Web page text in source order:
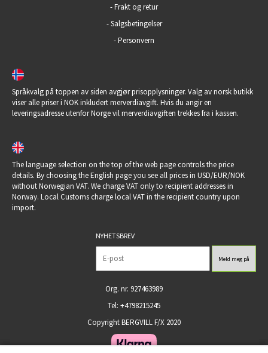
-Frakt og retur
-Salgsbetingelser
-Personvern
Språkvalg på toppen av siden avgjør prisopplysninger. Valg av norsk butikk
viser alle priser i NOK inkludert merverdiavgift. Hvis du angir en
leveringsadresse utenfor Norge vil merverdiavgiften trekkes fra i kassen.
The language selection on the top of the web page controls the price
details. By choosing the English page you see all prices in USD/EUR/NOK
without Norwegian VAT. We charge VAT only to recipient addresses in
Norway. Local Customs charge local VAT in the recipient country upon
import.
NYHETSBREV
Org. nr. 927463989
Tel: +4798215245
Copyright BERGVILL F/X 2020